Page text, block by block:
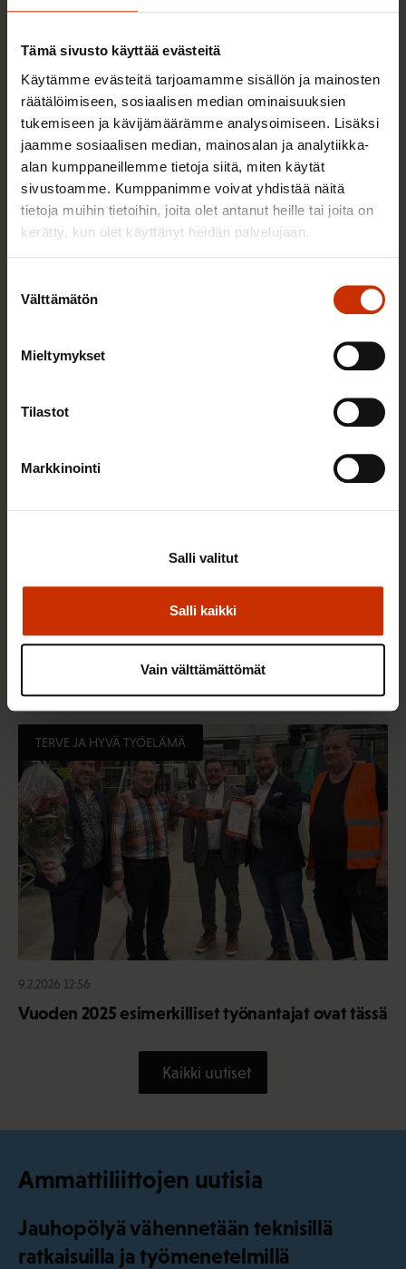
Tämä sivusto käyttää evästeitä
Käytämme evästeitä tarjoamamme sisällön ja mainosten
räätälöimiseen, sosiaalisen median ominaisuuksien
tukemiseen ja kävijämäärämme analysoimiseen. Lisäksi
jaamme sosiaalisen median, mainosalan ja analytiikka-
alan kumppaneillemme tietoja siitä, miten käytät
sivustoamme. Kumppanimme voivat yhdistää näitä
tietoja muihin tietoihin, joita olet antanut heille tai joita on
kerätty, kun olet käyttänyt heidän palvelujaan.
valinta
Välttämätön
Mieltymykset
Tilastot
Markkinointi
Salli kaikki
Salli valitut
Vain välttämättömät
2.6.2026 11:00
hyvinvoiva työelämä on yhteinen asia
Työaikaisella ruokailulla on väliä – lue vinkit
jaksamista tukevaan terveelliseen syömiseen
TERVE JA HYVÄ TYÖELÄMÄ
9.2.2026 12:56
Vuoden 2025 esimerkilliset työnantajat ovat tässä
Kaikki uutiset
Ammattiliittojen uutisia
Jauhopölyä vähennetään teknisillä
ratkaisuilla ja työmenetelmillä